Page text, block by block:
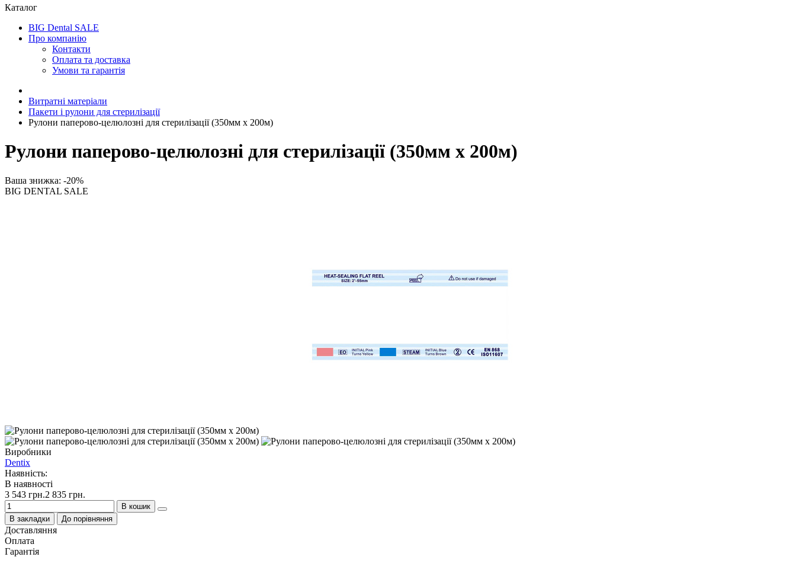
Каталог
BIG Dental SALE
Про компанію
Контакти
Оплата та доставка
Умови та гарантія
Витратні матеріали
Пакети і рулони для стерилізації
Рулони паперово-целюлозні для стерилізації (350мм х 200м)
Рулони паперово-целюлозні для стерилізації (350мм х 200м)
Ваша знижка: -20%
BIG DENTAL SALE
Виробники
Dentix
Наявність:
В наявності
3 543 грн.2 835 грн.
В кошик
В закладки
До порівняння
Доставляння
Оплата
Гарантія